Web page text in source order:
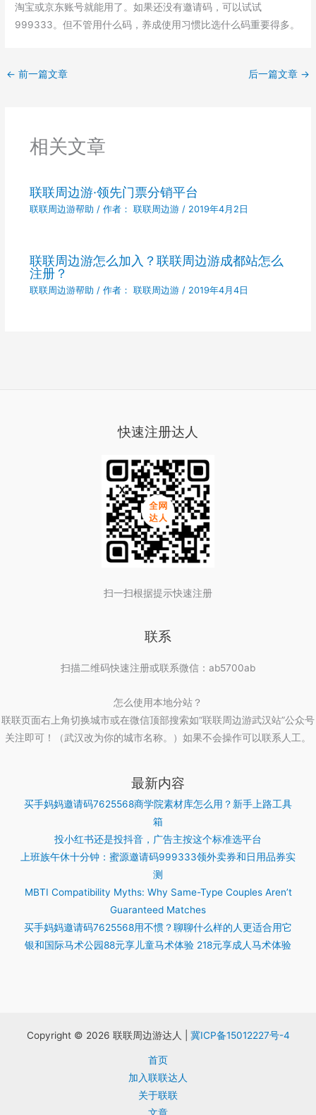
淘宝或京东账号就能用了。如果还没有邀请码，可以试试
999333。但不管用什么码，养成使用习惯比选什么码重要得多。
← 前一篇文章 后一篇文章 →
相关文章
联联周边游·领先门票分销平台
联联周边游帮助 / 作者： 联联周边游 / 2019年4月2日
联联周边游怎么加入？联联周边游成都站怎么
注册？
联联周边游帮助 / 作者： 联联周边游 / 2019年4月4日
快速注册达人
扫一扫根据提示快速注册
联系
扫描二维码快速注册或联系微信：ab5700ab
怎么使用本地分站？
联联页面右上角切换城市或在微信顶部搜索如“联联周边游武汉站”公众号
关注即可！（武汉改为你的城市名称。）如果不会操作可以联系人工。
最新内容
买手妈妈邀请码7625568商学院素材库怎么用？新手上路工具
箱
投小红书还是投抖音，广告主按这个标准选平台
上班族午休十分钟：蜜源邀请码999333领外卖券和日用品券实
测
MBTI Compatibility Myths: Why Same-Type Couples Aren’t
Guaranteed Matches
买手妈妈邀请码7625568用不惯？聊聊什么样的人更适合用它
银和国际马术公园88元享儿童马术体验 218元享成人马术体验
Copyright © 2026 联联周边游达人 | 冀ICP备15012227号-4
首页
加入联联达人
关于联联
文章